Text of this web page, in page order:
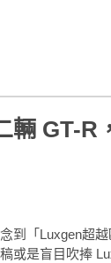
輛 GT-R
到「Luxgen超
或是盲目吹捧